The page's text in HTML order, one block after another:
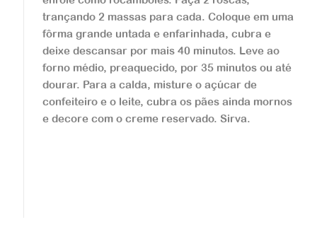
Doces
Cookie de Chocolate
trançando 2 massas para cada. Coloque em uma
fôrma grande untada e enfarinhada, cubra e
deixe descansar por mais 40 minutos. Leve ao
forno médio, preaquecido, por 35 minutos ou até
dourar. Para a calda, misture o açúcar de
confeiteiro e o leite, cubra os pães ainda mornos
e decore com o creme reservado. Sirva.